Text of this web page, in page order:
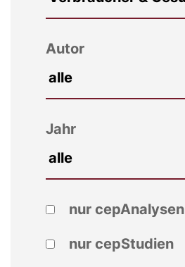
Autor
Jahr
nur cepAnalysen
nur cepStudien